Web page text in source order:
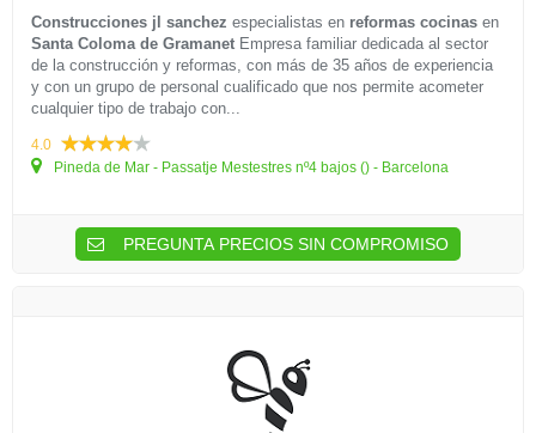
Construcciones jl sanchez especialistas en reformas cocinas en
Santa Coloma de Gramanet Empresa familiar dedicada al sector
de la construcción y reformas, con más de 35 años de experiencia
y con un grupo de personal cualificado que nos permite acometer
cualquier tipo de trabajo con...
4.0
Pineda de Mar - Passatje Mestestres nº4 bajos () - Barcelona
PREGUNTA PRECIOS SIN COMPROMISO